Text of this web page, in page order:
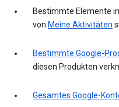
Bestimmte Elemente
von Meine Aktivitäten
Bestimmte Google-
diesen Produkten
Gesamtes Google-